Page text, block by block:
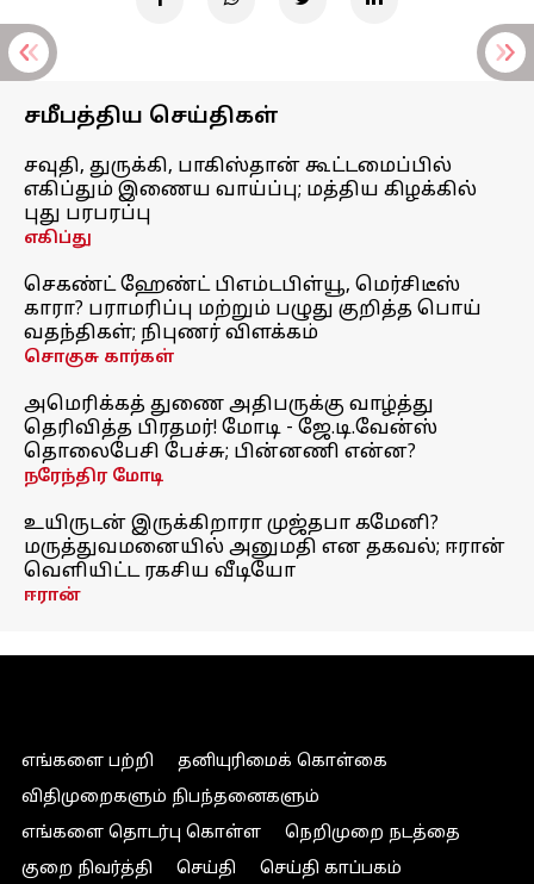
சமீபத்திய செய்திகள்
சவுதி, துருக்கி, பாகிஸ்தான் கூட்டமைப்பில்
எகிப்தும் இணைய வாய்ப்பு; மத்திய கிழக்கில்
புது பரபரப்பு
எகிப்து
செகண்ட் ஹேண்ட் பிஎம்டபிள்யூ, மெர்சிடீஸ்
காரா? பராமரிப்பு மற்றும் பழுது குறித்த பொய்
வதந்திகள்; நிபுணர் விளக்கம்
சொகுசு கார்கள்
அமெரிக்கத் துணை அதிபருக்கு வாழ்த்து
தெரிவித்த பிரதமர்! மோடி - ஜே.டி.வேன்ஸ்
தொலைபேசி பேச்சு; பின்னணி என்ன?
நரேந்திர மோடி
உயிருடன் இருக்கிறாரா முஜ்தபா கமேனி?
மருத்துவமனையில் அனுமதி என தகவல்; ஈரான்
வெளியிட்ட ரகசிய வீடியோ
ஈரான்
எங்களை பற்றி
தனியுரிமைக் கொள்கை
விதிமுறைகளும் நிபந்தனைகளும்
எங்களை தொடர்பு கொள்ள
நெறிமுறை நடத்தை
குறை நிவர்த்தி
செய்தி செய்தி காப்பகம்